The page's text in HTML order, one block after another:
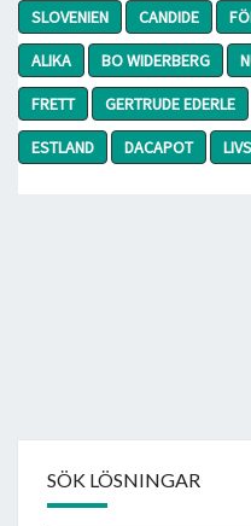
SLOVENIEN
CANDIDE
ALIKA
BO WIDERBERG
FRETT
GERTRUDE EDERLE
ESTLAND
DACAPOT
SÖK LÖSNINGAR